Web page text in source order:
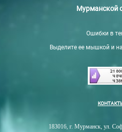
Мурманской
Ошибки в
Выделите ее мышкой и
183016, г. Мурманск, ул.